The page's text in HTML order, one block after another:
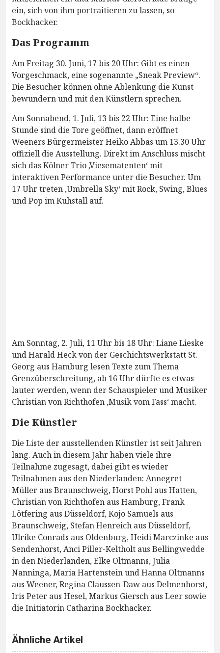
ein, sich von ihm portraitieren zu lassen, so
Bockhacker.
Das Programm
Am Freitag 30. Juni, 17 bis 20 Uhr: Gibt es einen
Vorgeschmack, eine sogenannte „Sneak Preview“.
Die Besucher können ohne Ablenkung die Kunst
bewundern und mit den Künstlern sprechen.
Am Sonnabend, 1. Juli, 13 bis 22 Uhr: Eine halbe
Stunde sind die Tore geöffnet, dann eröffnet
Weeners Bürgermeister Heiko Abbas um 13.30 Uhr
offiziell die Ausstellung. Direkt im Anschluss mischt
sich das Kölner Trio ‚Viesematenten‘ mit
interaktiven Performance unter die Besucher. Um
17 Uhr treten ‚Umbrella Sky‘ mit Rock, Swing, Blues
und Pop im Kuhstall auf.
Am Sonntag, 2. Juli, 11 Uhr bis 18 Uhr: Liane Lieske
und Harald Heck von der Geschichtswerkstatt St.
Georg aus Hamburg lesen Texte zum Thema
Grenzüberschreitung, ab 16 Uhr dürfte es etwas
lauter werden, wenn der Schauspieler und Musiker
Christian von Richthofen ‚Musik vom Fass‘ macht.
Die Künstler
Die Liste der ausstellenden Künstler ist seit Jahren
lang. Auch in diesem Jahr haben viele ihre
Teilnahme zugesagt, dabei gibt es wieder
Teilnahmen aus den Niederlanden: Annegret
Müller aus Braunschweig, Horst Pohl aus Hatten,
Christian von Richthofen aus Hamburg, Frank
Lötfering aus Düsseldorf, Kojo Samuels aus
Braunschweig, Stefan Henreich aus Düsseldorf,
Ulrike Conrads aus Oldenburg, Heidi Marczinke aus
Sendenhorst, Anci Piller-Keltholt aus Bellingwedde
in den Niederlanden, Elke Oltmanns, Julia
Nanninga, Maria Hartenstein und Hanna Oltmanns
aus Weener, Regina Claussen-Daw aus Delmenhorst,
Iris Peter aus Hesel, Markus Giersch aus Leer sowie
die Initiatorin Catharina Bockhacker.
Ähnliche Artikel